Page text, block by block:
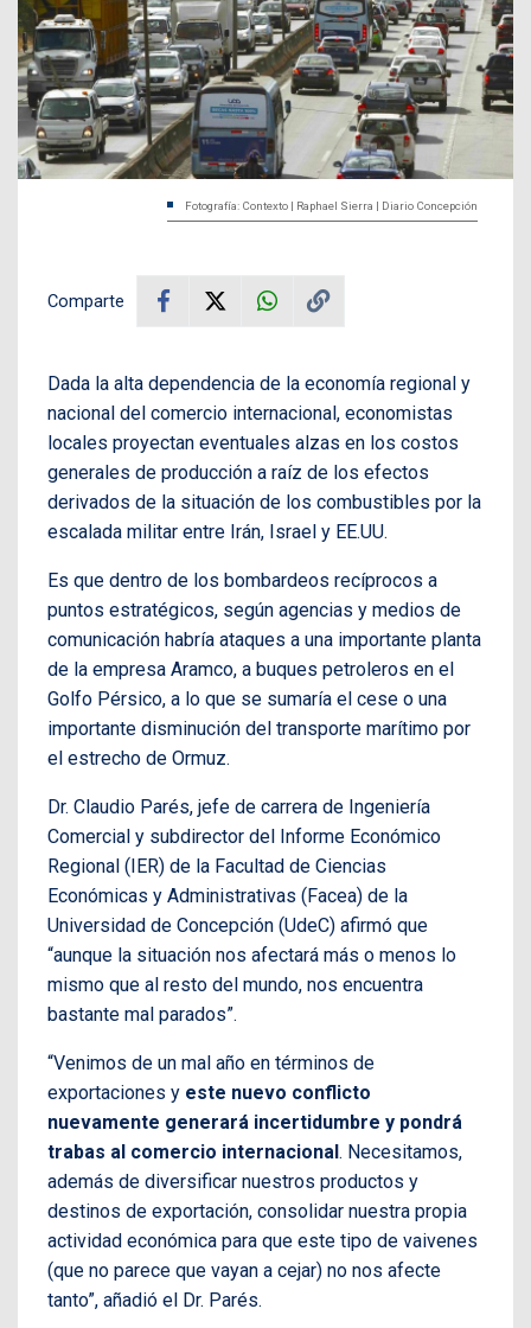
Fotografía: Contexto | Raphael Sierra | Diario Concepción
Comparte
Dada la alta dependencia de la economía regional y
nacional del comercio internacional, economistas
locales proyectan eventuales alzas en los costos
generales de producción a raíz de los efectos
derivados de la situación de los combustibles por la
escalada militar entre Irán, Israel y EE.UU.
Es que dentro de los bombardeos recíprocos a
puntos estratégicos, según agencias y medios de
comunicación habría ataques a una importante planta
de la empresa Aramco, a buques petroleros en el
Golfo Pérsico, a lo que se sumaría el cese o una
importante disminución del transporte marítimo por
el estrecho de Ormuz.
Dr. Claudio Parés, jefe de carrera de Ingeniería
Comercial y subdirector del Informe Económico
Regional (IER) de la Facultad de Ciencias
Económicas y Administrativas (Facea) de la
Universidad de Concepción (UdeC) afirmó que
“aunque la situación nos afectará más o menos lo
mismo que al resto del mundo, nos encuentra
bastante mal parados”.
“Venimos de un mal año en términos de
exportaciones y este nuevo conflicto
nuevamente generará incertidumbre y pondrá
trabas al comercio internacional. Necesitamos,
además de diversificar nuestros productos y
destinos de exportación, consolidar nuestra propia
actividad económica para que este tipo de vaivenes
(que no parece que vayan a cejar) no nos afecte
tanto”, añadió el Dr. Parés.